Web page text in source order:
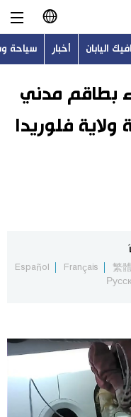
日本語
English
简体字
Русский
اليابان أخبار سياحة
بطاقم مدني
فلوريدا
繁
Français
Español